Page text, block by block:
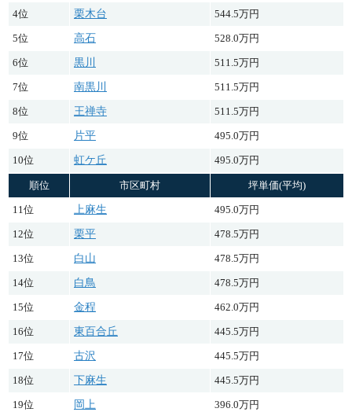
4位 栗木台 544.5万円
5位 高石 528.0万円
6位 黒川 511.5万円
7位 南黒川 511.5万円
8位 王禅寺 511.5万円
9位 片平 495.0万円
10位 虹ケ丘 495.0万円
順位 市区町村 坪単価(平均)
11位 上麻生 495.0万円
12位 栗平 478.5万円
13位 白山 478.5万円
14位 白鳥 478.5万円
15位 金程 462.0万円
16位 東百合丘 445.5万円
17位 古沢 445.5万円
18位 下麻生 445.5万円
19位 岡上 396.0万円